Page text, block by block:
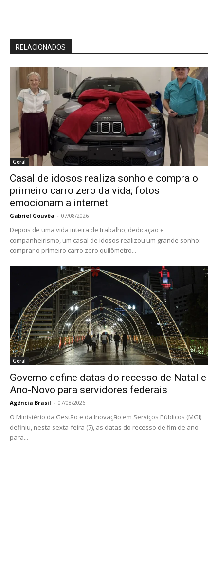
RELACIONADOS
Geral
Casal de idosos realiza sonho e compra o
primeiro carro zero da vida; fotos
emocionam a internet
Gabriel Gouvêa - 07/08/2026
Depois de uma vida inteira de trabalho, dedicação e
companheirismo, um casal de idosos realizou um grande sonho:
comprar o primeiro carro zero quilômetro...
Geral
Governo define datas do recesso de Natal e
Ano-Novo para servidores federais
Agência Brasil - 07/08/2026
O Ministério da Gestão e da Inovação em Serviços Públicos (MGI)
definiu, nesta sexta-feira (7), as datas do recesso de fim de ano
para...